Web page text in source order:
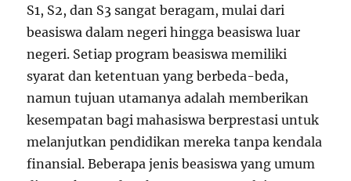
S1, S2, dan S3 sangat beragam, mulai dari
beasiswa dalam negeri hingga beasiswa luar
negeri. Setiap program beasiswa memiliki
syarat dan ketentuan yang berbeda-beda,
namun tujuan utamanya adalah memberikan
kesempatan bagi mahasiswa berprestasi untuk
melanjutkan pendidikan mereka tanpa kendala
finansial. Beberapa jenis beasiswa yang umum